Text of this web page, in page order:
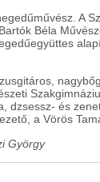
A
Béla
dzsessz- és
a Vörös
György